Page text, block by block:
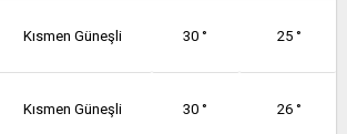
Kısmen Güneşli 30 ° 25 °
Kısmen Güneşli 30 ° 26 °